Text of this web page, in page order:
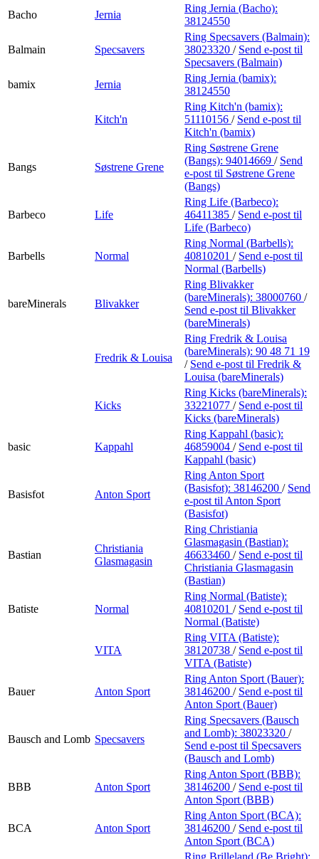
Bacho Jernia
Ring Jernia (Bacho):
38124550
Balmain Specsavers
Ring Specsavers (Balmain):
38023320 / Send e-post til
Specsavers (Balmain)
bamix
Jernia
Ring Jernia (bamix):
38124550
Kitch'n
Ring Kitch'n (bamix):
51110156 / Send e-post til
Kitch'n (bamix)
Bangs Søstrene Grene
Ring Søstrene Grene
(Bangs): 94014669 / Send
e-post til Søstrene Grene
(Bangs)
Barbeco Life
Ring Life (Barbeco):
46411385 / Send e-post til
Life (Barbeco)
Barbells Normal
Ring Normal (Barbells):
40810201 / Send e-post til
Normal (Barbells)
bareMinerals Blivakker
Ring Blivakker
(bareMinerals): 38000760 /
Send e-post til Blivakker
(bareMinerals)
Fredrik & Louisa
Ring Fredrik & Louisa
(bareMinerals): 90 48 71 19
/ Send e-post til Fredrik &
Louisa (bareMinerals)
Kicks
Ring Kicks (bareMinerals):
33221077 / Send e-post til
Kicks (bareMinerals)
basic Kappahl
Ring Kappahl (basic):
46859004 / Send e-post til
Kappahl (basic)
Basisfot Anton Sport
Ring Anton Sport
(Basisfot): 38146200 / Send
e-post til Anton Sport
(Basisfot)
Bastian
Christiania
Glasmagasin
Ring Christiania
Glasmagasin (Bastian):
46633460 / Send e-post til
Christiania Glasmagasin
(Bastian)
Batiste Normal
Ring Normal (Batiste):
40810201 / Send e-post til
Normal (Batiste)
VITA
Ring VITA (Batiste):
38120738 / Send e-post til
VITA (Batiste)
Bauer Anton Sport
Ring Anton Sport (Bauer):
38146200 / Send e-post til
Anton Sport (Bauer)
Bausch and Lomb Specsavers
Ring Specsavers (Bausch
and Lomb): 38023320 /
Send e-post til Specsavers
(Bausch and Lomb)
BBB Anton Sport
Ring Anton Sport (BBB):
38146200 / Send e-post til
Anton Sport (BBB)
BCA Anton Sport
Ring Anton Sport (BCA):
38146200 / Send e-post til
Anton Sport (BCA)
Ring Brilleland (Be Bright):